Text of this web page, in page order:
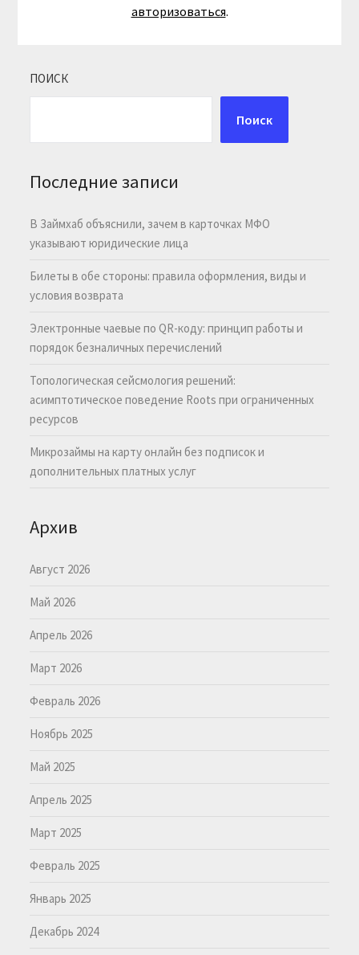
авторизоваться.
ПОИСК
Поиск
Последние записи
В Займхаб объяснили, зачем в карточках МФО
указывают юридические лица
Билеты в обе стороны: правила оформления, виды и
условия возврата
Электронные чаевые по QR-коду: принцип работы и
порядок безналичных перечислений
Топологическая сейсмология решений:
асимптотическое поведение Roots при ограниченных
ресурсов
Микрозаймы на карту онлайн без подписок и
дополнительных платных услуг
Архив
Август 2026
Май 2026
Апрель 2026
Март 2026
Февраль 2026
Ноябрь 2025
Май 2025
Апрель 2025
Март 2025
Февраль 2025
Январь 2025
Декабрь 2024